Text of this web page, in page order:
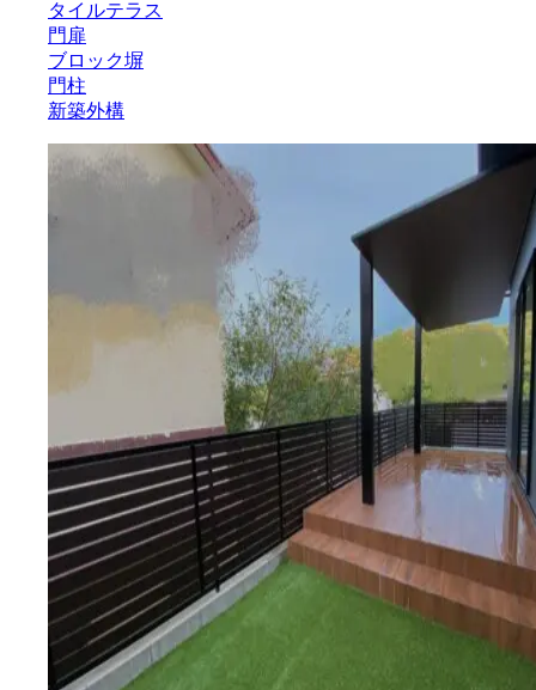
タイルテラス
門扉
ブロック塀
門柱
新築外構